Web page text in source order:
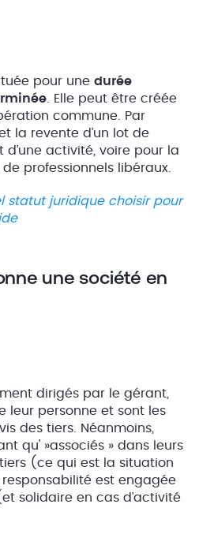
pour une durée
. Elle peut être créée
commune. Par
la revente d’un lot de
activité, voire pour la
professionnels libéraux.
statut juridique choisir pour
une société en
dirigés par le gérant,
leur personne et sont les
des tiers. Néanmoins,
qu' »associés » dans leurs
(ce qui est la situation
est engagée
solidaire en cas d’activité